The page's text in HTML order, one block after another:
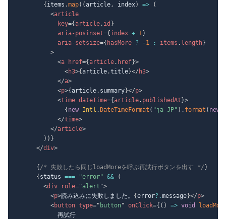
{ items .map( (article, index) =>
(
<article
key={article. id }
aria-posinset={ index + 1}
aria-setsize={ hasMore ? - 1 : items . length}
>
<a href={article. href}>
<h3>{article.title}</ h3>
</a>
<p>{article. summary}</p>
<time dateTime={article. publishedAt }>
{ new Intl . DateTimeFormat ( "ja-JP" ) . format ( new
</time>
</article>
) ) }
</div>
{ /* 失敗したら同じloadMoreを呼ぶ再試行ボタンを出す */ }
{ status === "error" &&
(
<div role="alert ">
<p>読み込みに失敗しました。 {error?.message}</p>
<button type=" button" onClick={ ( ) => void
            再試行